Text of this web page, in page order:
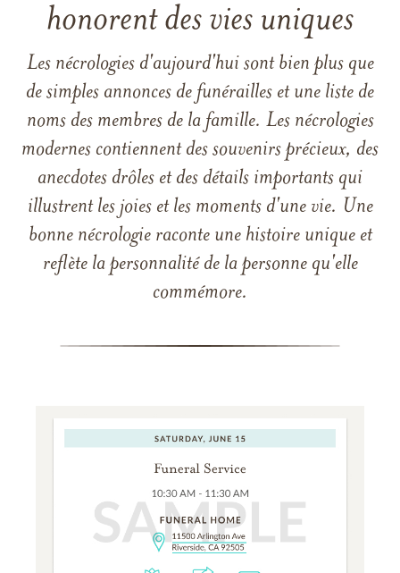
honorent des vies uniques
Les nécrologies d'aujourd'hui sont bien plus que
de simples annonces de funérailles et une liste de
noms des membres de la famille. Les nécrologies
modernes contiennent des souvenirs précieux, des
anecdotes drôles et des détails importants qui
illustrent les joies et les moments d'une vie. Une
bonne nécrologie raconte une histoire unique et
reflète la personnalité de la personne qu'elle
commémore.